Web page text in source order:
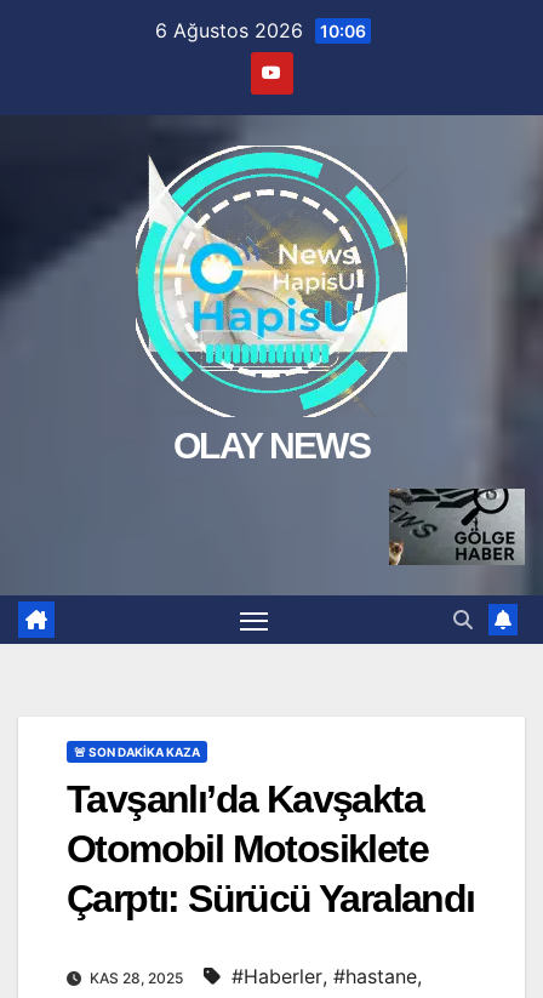
6 Ağustos 2026 10:06
OLAY NEWS
🚨 SON DAKİKA KAZA
Tavşanlı’da Kavşakta
Otomobil Motosiklete
Çarptı: Sürücü Yaralandı
KAS 28, 2025 #Haberler, #hastane,